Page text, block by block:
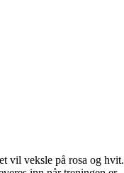
vil veksle på rosa og hvit.